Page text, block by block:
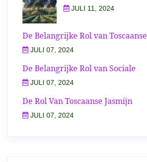
JULI 11, 2024
De Belangrijke Rol van Toscaanse
JULI 07, 2024
De Belangrijke Rol van Sociale
JULI 07, 2024
De Rol Van Toscaanse Jasmijn
JULI 07, 2024